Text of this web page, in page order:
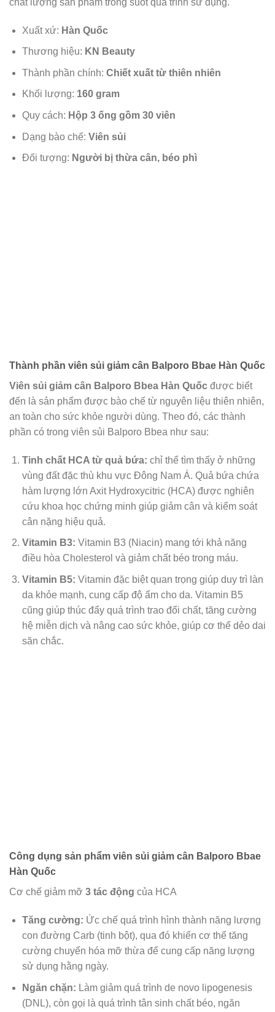
Xuất xứ: Hàn Quốc
Thương hiệu: KN Beauty
Thành phần chính: Chiết xuất từ thiên nhiên
Khối lượng: 160 gram
Quy cách: Hộp 3 ống gồm 30 viên
Dạng bào chế: Viên sủi
Đối tượng: Người bị thừa cân, béo phì
Thành phần viên sủi giảm cân Balporo Bbae Hàn Quốc
Viên sủi giảm cân Balporo Bbea Hàn Quốc được biết
đến là sản phẩm được bào chế từ nguyên liệu thiên nhiên,
an toàn cho sức khỏe người dùng. Theo đó, các thành
phần có trong viên sủi Balporo Bbea như sau:
Tinh chất HCA từ quả bứa: chỉ thể tìm thấy ở những
vùng đất đặc thù khu vực Đông Nam Á. Quả bứa chứa
hàm lượng lớn Axit Hydroxycitric (HCA) được nghiên
cứu khoa học chứng minh giúp giảm cân và kiểm soát
cân nặng hiệu quả.
Vitamin B3: Vitamin B3 (Niacin) mang tới khả năng
điều hòa Cholesterol và giảm chất béo trong máu.
Vitamin B5: Vitamin đặc biệt quan trọng giúp duy trì làn
da khỏe mạnh, cung cấp độ ẩm cho da. Vitamin B5
cũng giúp thúc đẩy quá trình trao đổi chất, tăng cường
hệ miễn dịch và nâng cao sức khỏe, giúp cơ thể dẻo dai
săn chắc.
Công dụng sản phẩm viên sủi giảm cân Balporo Bbae
Hàn Quốc
Cơ chế giảm mỡ 3 tác động của HCA
Tăng cường: Ức chế quá trình hình thành năng lượng
con đường Carb (tinh bột), qua đó khiến cơ thể tăng
cường chuyển hóa mỡ thừa để cung cấp năng lượng
sử dụng hằng ngày.
Ngăn chặn: Làm giảm quá trình de novo lipogenesis
(DNL), còn gọi là quá trình tân sinh chất béo, ngăn